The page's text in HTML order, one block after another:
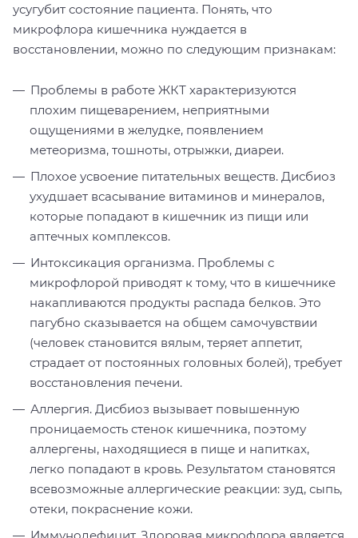
усугубит состояние пациента. Понять, что
микрофлора кишечника нуждается в
восстановлении, можно по следующим признакам:
Проблемы в работе ЖКТ характеризуются
плохим пищеварением, неприятными
ощущениями в желудке, появлением
метеоризма, тошноты, отрыжки, диареи.
Плохое усвоение питательных веществ. Дисбиоз
ухудшает всасывание витаминов и минералов,
которые попадают в кишечник из пищи или
аптечных комплексов.
Интоксикация организма. Проблемы с
микрофлорой приводят к тому, что в кишечнике
накапливаются продукты распада белков. Это
пагубно сказывается на общем самочувствии
(человек становится вялым, теряет аппетит,
страдает от постоянных головных болей), требует
восстановления печени.
Аллергия. Дисбиоз вызывает повышенную
проницаемость стенок кишечника, поэтому
аллергены, находящиеся в пище и напитках,
легко попадают в кровь. Результатом становятся
всевозможные аллергические реакции: зуд, сыпь,
отеки, покраснение кожи.
Иммунодефицит. Здоровая микрофлора является